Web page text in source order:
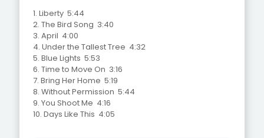
1. Liberty 5:44
2. The Bird Song 3:40
3. April 4:00
4. Under the Tallest Tree 4:32
5. Blue Lights 5:53
6. Time to Move On 3:16
7. Bring Her Home 5:19
8. Without Permission 5:44
9. You Shoot Me 4:16
10. Days Like This 4:05